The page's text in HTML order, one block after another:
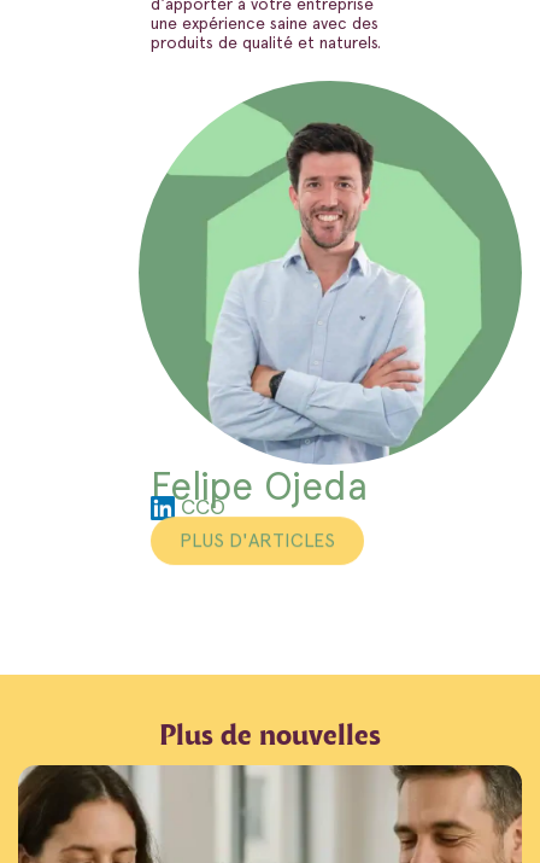
une expérience saine avec des
produits de qualité et naturels.
Felipe Ojeda
CCO
PLUS D'ARTICLES
Plus de nouvelles